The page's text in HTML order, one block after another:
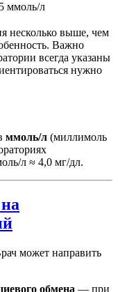
ммоль/л
несколько выше, чем
Важно
всегда указаны
нужно
ммоль/л (миллимоль
л ≈ 4,0 мг/дл.
может направить
обмена — при